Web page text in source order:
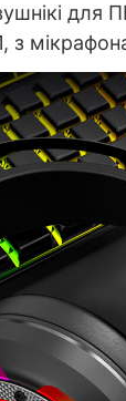
для
з